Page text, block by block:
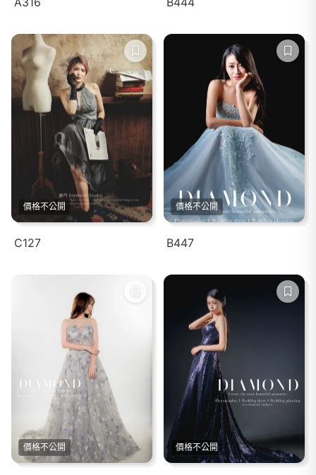
價格不公開
C127
價格不公開
B447
價格不公開 價格不公開